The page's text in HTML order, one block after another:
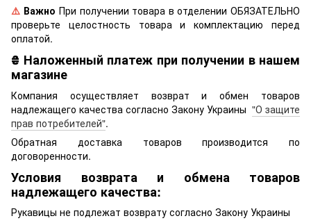
⚠️ Важно При получении товара в отделении ОБЯЗАТЕЛЬНО
проверьте целостность товара и комплектацию перед
оплатой.
₴ Наложенный платеж при получении в нашем
магазине
Компания осуществляет возврат и обмен товаров
надлежащего качества согласно Закону Украины "О защите
прав потребителей".
Обратная доставка товаров производится по
договоренности.
Условия возврата и обмена товаров
надлежащего качества:
Рукавицы не подлежат возврату согласно Закону Украины